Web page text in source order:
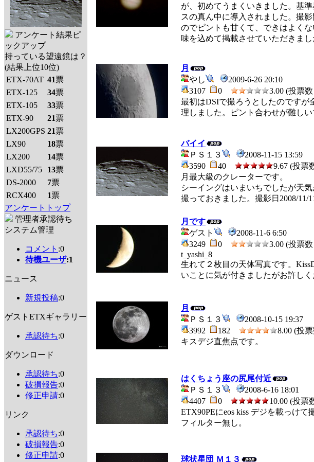
アンケート結果ピ
ックアップ
持っている望遠鏡は？
(結果上位10位)
ETX-70AT 41票
ETX-125
34票
ETX-105
33票
ETX-90
21票
LX200GPS 21票
LX90
18票
LX200
14票
LXD55/75
13票
DS-2000
7票
RCX400
1票
アンケートトップ
管理者承認待ち
システム管理
コメント :0
待機ユーザ:1
ニュース
新規投稿:0
ゲストETXギャラリー
承認待ち:0
ダウンロード
承認待ち:0
破損報告:0
修正申請:0
リンク
承認待ち:0
破損報告:0
修正申請:0
が、初めてうまくいきました。基
スの真ん中に導入されました。撮
のでピントも甘くて、できはよく
味を込めて掲載させていただきまし
月
やし
2009-6-26 20:10
3107
0 3.00 (投票
最初はDSIで撮ろうとしたのですが
理しました。ピント合わせが難しい
バイイ
ＰＳ１３
2008-11-15 13:59
3590
40 9.67 (投票
月最大級のクレーターです。
シーイングはいまいちでしたが天気
撮っておきました。撮影日2008/11/
月です
ゲスト
2008-11-6 6:50
3249
0 3.00 (投票
t_yashi_8
生れて２枚目の天体写真です。
いことに気が付きましたがお許しく
月
ＰＳ１３
2008-10-15 19:37
3992
182 8.00 (投
キスデジ直焦点です。
はくちょう座の尻尾付近
ＰＳ１３
2008-6-16 18:01
4407
0 10.00 (投票
ETX90PEにeos kiss デジを載っけて
フィルター無し。
球状星団 Ｍ１３